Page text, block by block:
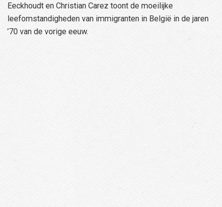
Eeckhoudt en Christian Carez toont de moeilijke
leefomstandigheden van immigranten in België in de jaren
’70 van de vorige eeuw.